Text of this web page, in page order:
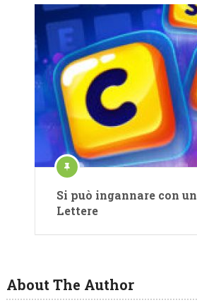
Si può ingannare con
Lettere
About The Author